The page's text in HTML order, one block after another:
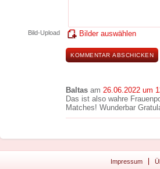
Bild-Upload Bilder auswählen
Baltas am 26.06.2022 um
Das ist also wahre
Matches! Wunderbar
Impressum